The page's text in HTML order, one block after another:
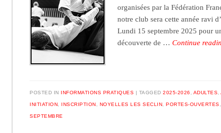
organisées par la Fédération
notre club sera cette année ravi
Lundi 15 septembre 2025 pour
découverte de …Continue
POSTED IN INFORMATIONS PRATIQUES TAGGED2025-2026 ADULTES ,
INITIATION INSCRIPTION NOYELLES LES SECLIN ,PORTES-OUVERTES
SEPTEMBRE